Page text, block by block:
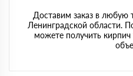
Доставим заказ в любую
Ленинградской области.
можете получить кирпич